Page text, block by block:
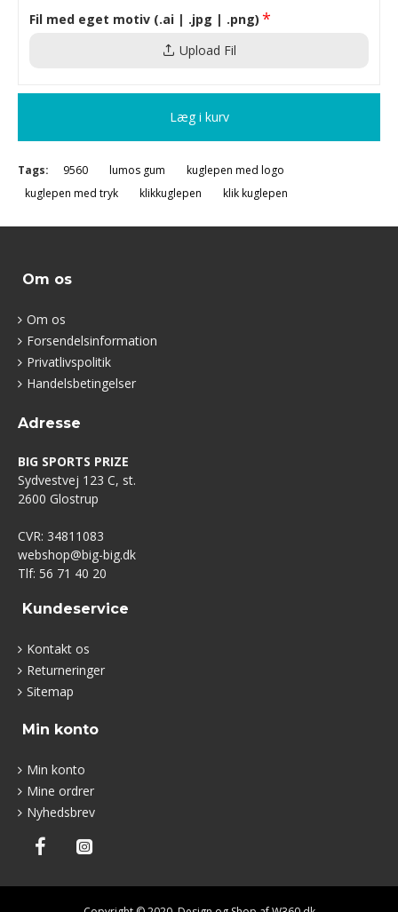
Fil med eget motiv (.ai | .jpg | .png)
Upload Fil
Læg i kurv
Tags: 9560 lumos gum
kuglepen med logo
kuglepen med tryk
klikkuglepen klik kuglepen
Om os
Om os
Forsendelsinformation
Privatlivspolitik
Handelsbetingelser
Adresse
BIG SPORTS PRIZE
Sydvestvej 123 C, st.
2600 Glostrup
CVR: 34811083
webshop@big-big.dk
Tlf: 56 71 40 20
Kundeservice
Kontakt os
Returneringer
Sitemap
Min konto
Min konto
Mine ordrer
Nyhedsbrev